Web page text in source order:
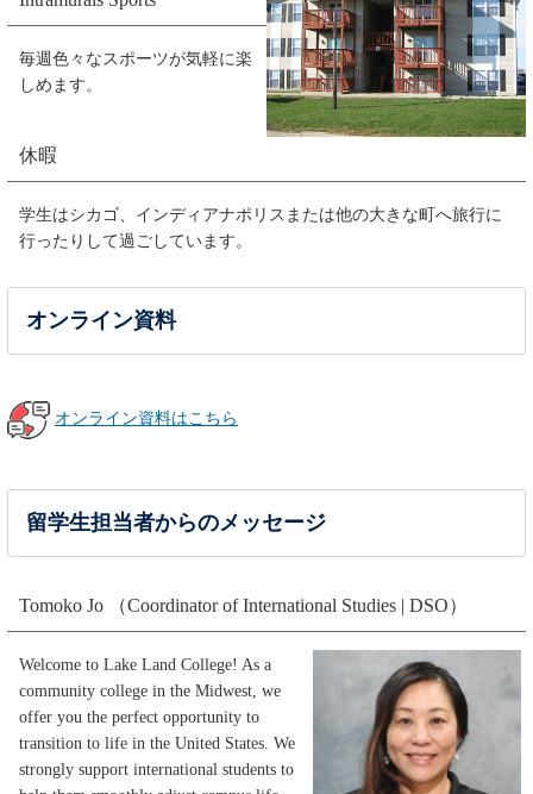
毎週色々なスポーツが気軽に楽
しめます。
休暇
学生はシカゴ、インディアナポリスまたは他の大きな町へ旅行に
行ったりして過ごしています。
オンライン資料
オンライン資料はこちら
留学生担当者からのメッセージ
Tomoko Jo （Coordinator of International Studies | DSO）
Welcome to Lake Land College! As a
community college in the Midwest, we
offer you the perfect opportunity to
transition to life in the United States. We
strongly support international students to